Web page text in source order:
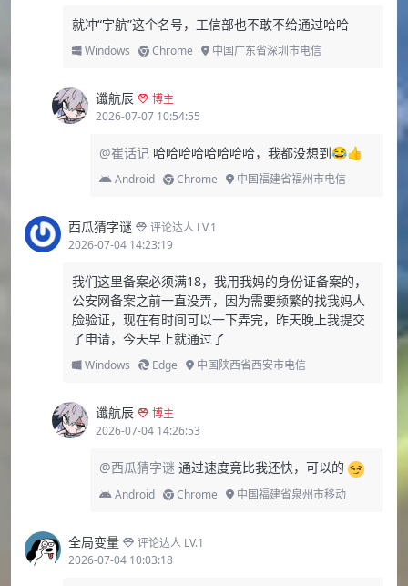
就冲“宇航”这个名号，工信部也不敢不给通过哈哈
Windows Chrome 中国广东省深圳市电信
谶航辰
博主
2026-07-07 10:54:55
@崔话记 哈哈哈哈哈哈哈哈，我都没想到😂👍
Android Chrome 中国福建省福州市电信
西瓜猜字谜
评论达人 LV.1
2026-07-04 14:23:19
我们这里备案必须满18，我用我妈的身份证备案的，
公安网备案之前一直没弄，因为需要频繁的找我妈人
脸验证，现在有时间可以一下弄完，昨天晚上我提交
了申请，今天早上就通过了
Windows Edge 中国陕西省西安市电信
谶航辰
博主
2026-07-04 14:26:53
@西瓜猜字谜 通过速度竟比我还快，可以的
Android Chrome 中国福建省泉州市移动
全局变量
评论达人 LV.1
2026-07-04 10:03:18